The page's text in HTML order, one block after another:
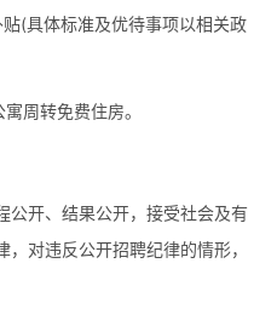
(具体标准及优待事项以相关政
周转免费住房。
公开、结果公开，接受社会及有
对违反公开招聘纪律的情形，